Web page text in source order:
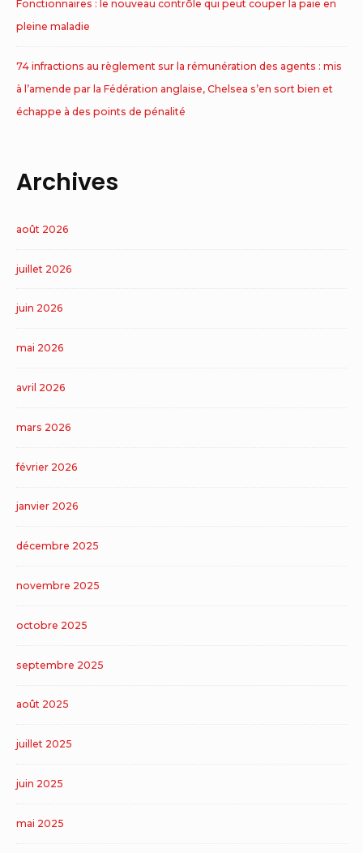
Fonctionnaires : le nouveau contrôle qui peut couper la paie en
pleine maladie
74 infractions au règlement sur la rémunération des agents : mis
à l’amende par la Fédération anglaise, Chelsea s’en sort bien et
échappe à des points de pénalité
Archives
août 2026
juillet 2026
juin 2026
mai 2026
avril 2026
mars 2026
février 2026
janvier 2026
décembre 2025
novembre 2025
octobre 2025
septembre 2025
août 2025
juillet 2025
juin 2025
mai 2025